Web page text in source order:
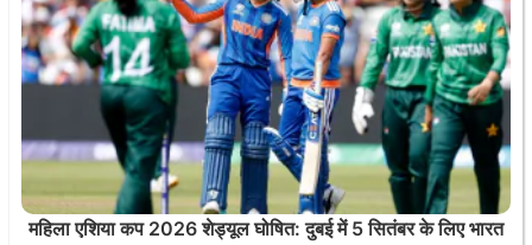
महिला एशिया कप 2026 शेड्यूल घोषित: दुबई में 5 सितंबर के लिए भारत